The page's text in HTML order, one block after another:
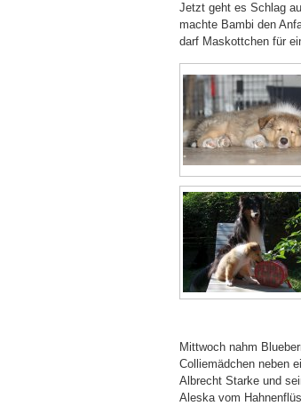
Jetzt geht es Schlag
machte Bambi den
darf Maskottchen für
Mittwoch nahm
Colliemädchen neben
Albrecht Starke und
Aleska vom